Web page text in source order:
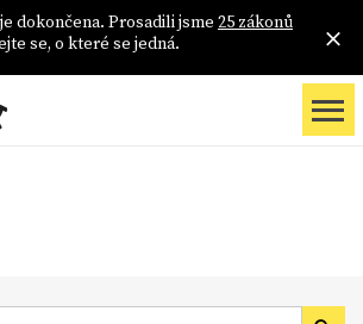
dokončena. Prosadili jsme 25 zákonů
se, o které se jedná.